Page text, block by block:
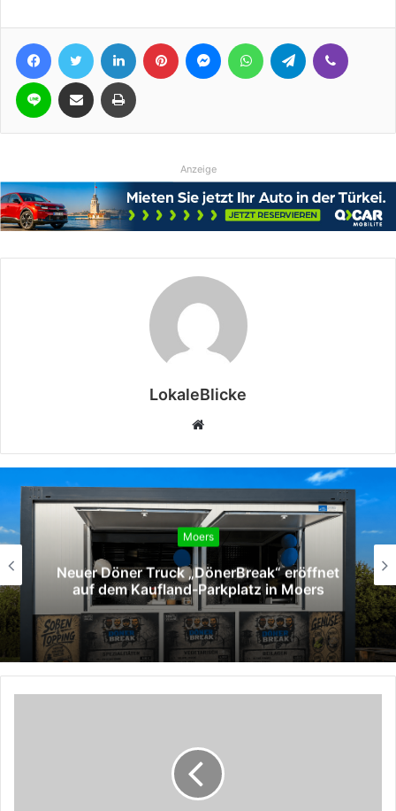
FacebookTwitter LinkedIn Pinterest MessengerWhatsAppTelegram
Line Teile per E-Mail Drucken
Anzeige
LokaleBlicke
Webseite
Moers
Neuer Döner Truck „DönerBreak“ eröffnet
auf dem Kaufland-Parkplatz in Moers